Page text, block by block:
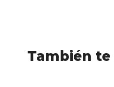
También